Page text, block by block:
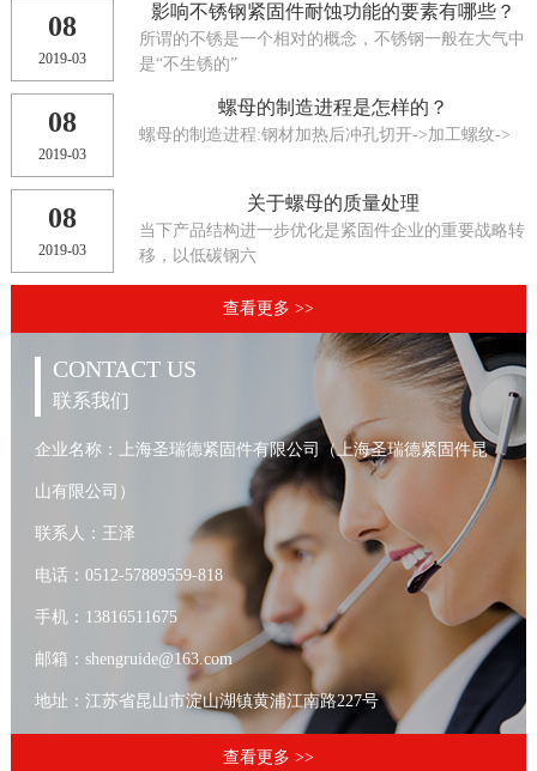
08
2019-03
影响不锈钢紧固件耐蚀功能的要素有哪些？
所谓的不锈是一个相对的概念，不锈钢一般在大气中
是“不生锈的”
08
2019-03
螺母的制造进程是怎样的？
螺母的制造进程:钢材加热后冲孔切开->加工螺纹->
08
2019-03
关于螺母的质量处理
当下产品结构进一步优化是紧固件企业的重要战略转
移，以低碳钢六
查看更多 >>
CONTACT US
联系我们
企业名称：上海圣瑞德紧固件有限公司（上海圣瑞德紧固件昆
山有限公司）
联系人：王泽
电话：0512-57889559-818
手机：13816511675
邮箱：shengruide@163.com
地址：江苏省昆山市淀山湖镇黄浦江南路227号
查看更多 >>